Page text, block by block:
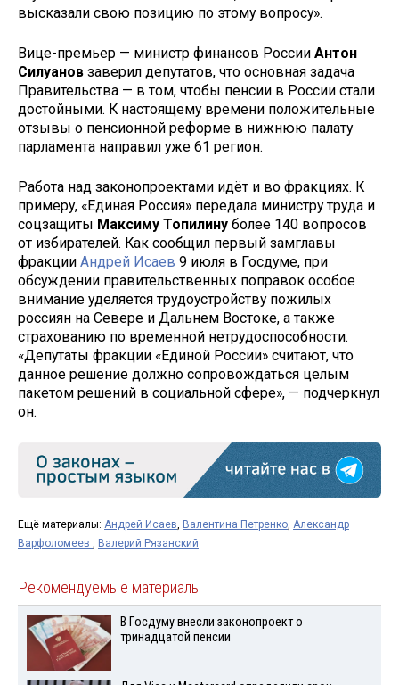
высказали свою позицию по этому вопросу».
Вице-премьер — министр финансов России Антон
Силуанов заверил депутатов, что основная задача
Правительства — в том, чтобы пенсии в России стали
достойными. К настоящему времени положительные
отзывы о пенсионной реформе в нижнюю палату
парламента направил уже 61 регион.
Работа над законопроектами идёт и во фракциях. К
примеру, «Единая Россия» передала министру труда и
соцзащиты Максиму Топилину более 140 вопросов
от избирателей. Как сообщил первый замглавы
фракции Андрей Исаев 9 июля в Госдуме, при
обсуждении правительственных поправок особое
внимание уделяется трудоустройству пожилых
россиян на Севере и Дальнем Востоке, а также
страхованию по временной нетрудоспособности.
«Депутаты фракции «Единой России» считают, что
данное решение должно сопровождаться целым
пакетом решений в социальной сфере», — подчеркнул
он.
Ещё материалы: Андрей Исаев, Валентина Петренко, Александр
Варфоломеев , Валерий Рязанский
Рекомендуемые материалы
В Госдуму внесли законопроект о
тринадцатой пенсии